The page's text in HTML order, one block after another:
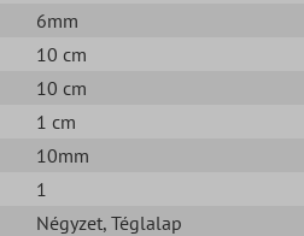
6mm
10 cm
10 cm
1 cm
10mm
1
Négyzet, Téglalap